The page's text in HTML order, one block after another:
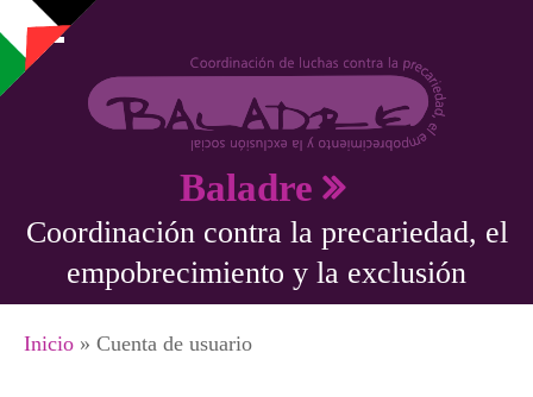
Pasar al contenido principal
Baladre
Coordinación contra la precariedad, el
empobrecimiento y la exclusión
Se encuentra usted aquí
Inicio » Cuenta de usuario